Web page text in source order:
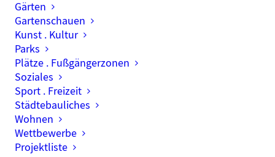
Gärten
Gartenschauen
Kunst . Kultur
Parks
Plätze . Fußgängerzonen
Soziales
Sport . Freizeit
Städtebauliches
Wohnen
Wettbewerbe
Projektliste
Month: Juni 2025